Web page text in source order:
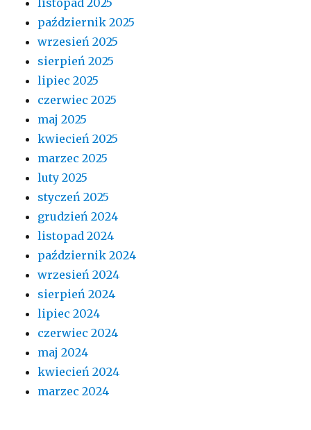
październik 2025
wrzesień 2025
sierpień 2025
lipiec 2025
czerwiec 2025
maj 2025
kwiecień 2025
marzec 2025
luty 2025
styczeń 2025
grudzień 2024
listopad 2024
październik 2024
wrzesień 2024
sierpień 2024
lipiec 2024
czerwiec 2024
maj 2024
kwiecień 2024
marzec 2024